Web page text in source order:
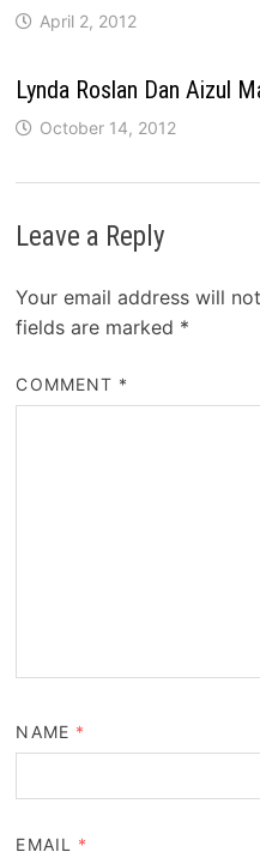
April 2, 2012
Lynda Roslan Dan Aizul
October 14, 2012
Leave a Reply
Your email address will
fields are marked *
COMMENT *
NAME *
EMAIL *